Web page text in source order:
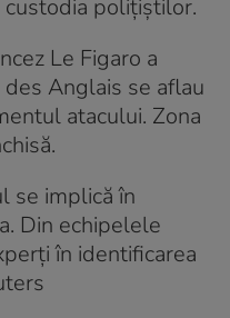
polițiștilor.
Le Figaro a
Anglais se aflau
atacului. Zona
se implică în
Din echipelele
în identificarea